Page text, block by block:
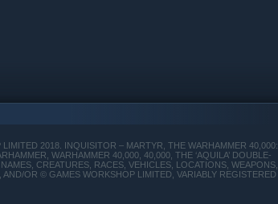
Choose from three specializations for
2018. INQUISITOR – MARTYR, THE WARHAMMER 40,000:
WARHAMMER 40,000, 40,000, THE ‘AQUILA’ DOUBLE-
CREATURES, RACES, VEHICLES, LOCATIONS, WEAPONS,
OR © GAMES WORKSHOP LIMITED, VARIABLY REGISTERED